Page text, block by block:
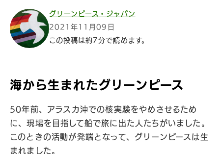
グリーンピース・ジャパン
2021年11月09日
この投稿は約7分で読めます。
海から生まれたグリーンピース
50年前、アラスカ沖での核実験をやめさせるため
に、現場を目指して船で旅に出た人たちがいました。
このときの活動が発端となって、グリーンピースは生
まれました。